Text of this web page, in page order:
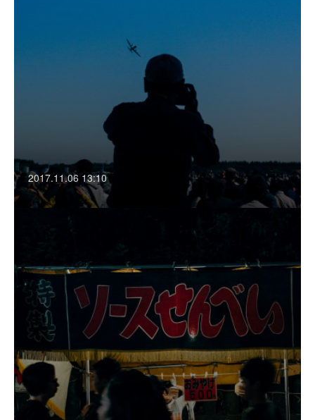
2017.11.06 13:10